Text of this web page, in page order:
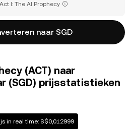
I: The AI Prophecy
naar SGD
(ACT) naar
(SGD) prijsstatistieken
in real time: S$0,012999